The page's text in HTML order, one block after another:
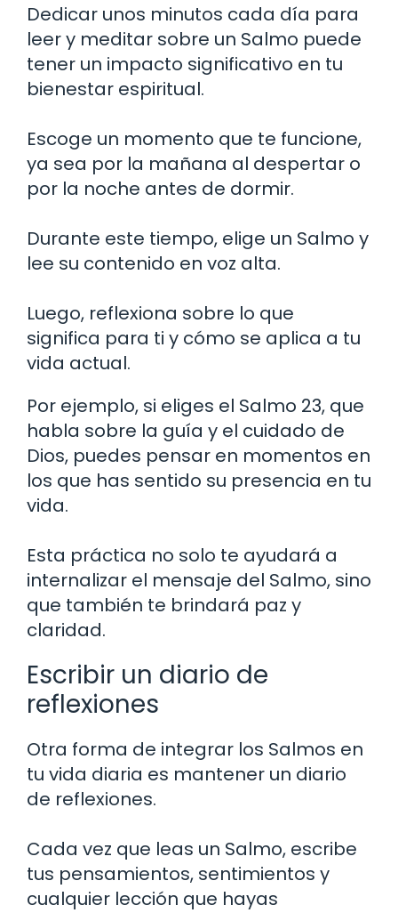
Dedicar unos minutos cada día para
leer y meditar sobre un Salmo puede
tener un impacto significativo en tu
bienestar espiritual.
Escoge un momento que te funcione,
ya sea por la mañana al despertar o
por la noche antes de dormir.
Durante este tiempo, elige un Salmo y
lee su contenido en voz alta.
Luego, reflexiona sobre lo que
significa para ti y cómo se aplica a tu
vida actual.
Por ejemplo, si eliges el Salmo 23, que
habla sobre la guía y el cuidado de
Dios, puedes pensar en momentos en
los que has sentido su presencia en tu
vida.
Esta práctica no solo te ayudará a
internalizar el mensaje del Salmo, sino
que también te brindará paz y
claridad.
Escribir un diario de
reflexiones
Otra forma de integrar los Salmos en
tu vida diaria es mantener un diario
de reflexiones.
Cada vez que leas un Salmo, escribe
tus pensamientos, sentimientos y
cualquier lección que hayas